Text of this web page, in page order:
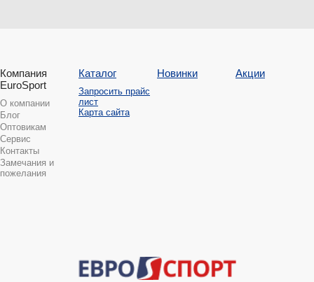
Компания
EuroSport
О компании
Блог
Оптовикам
Сервис
Контакты
Замечания и
пожелания
Каталог
Запросить прайс
лист
Карта сайта
Новинки Акции